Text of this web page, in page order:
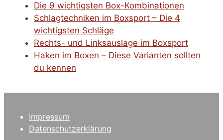
Die 9 wichtigsten Box-Kombinationen
Schlagtechniken im Boxsport – Die 4
wichtigsten Schläge
Rechts- und Linksauslage im Boxsport
Haken im Boxen – Diese Varianten sollten
du kennen
Impressum
Datenschutzerklärung